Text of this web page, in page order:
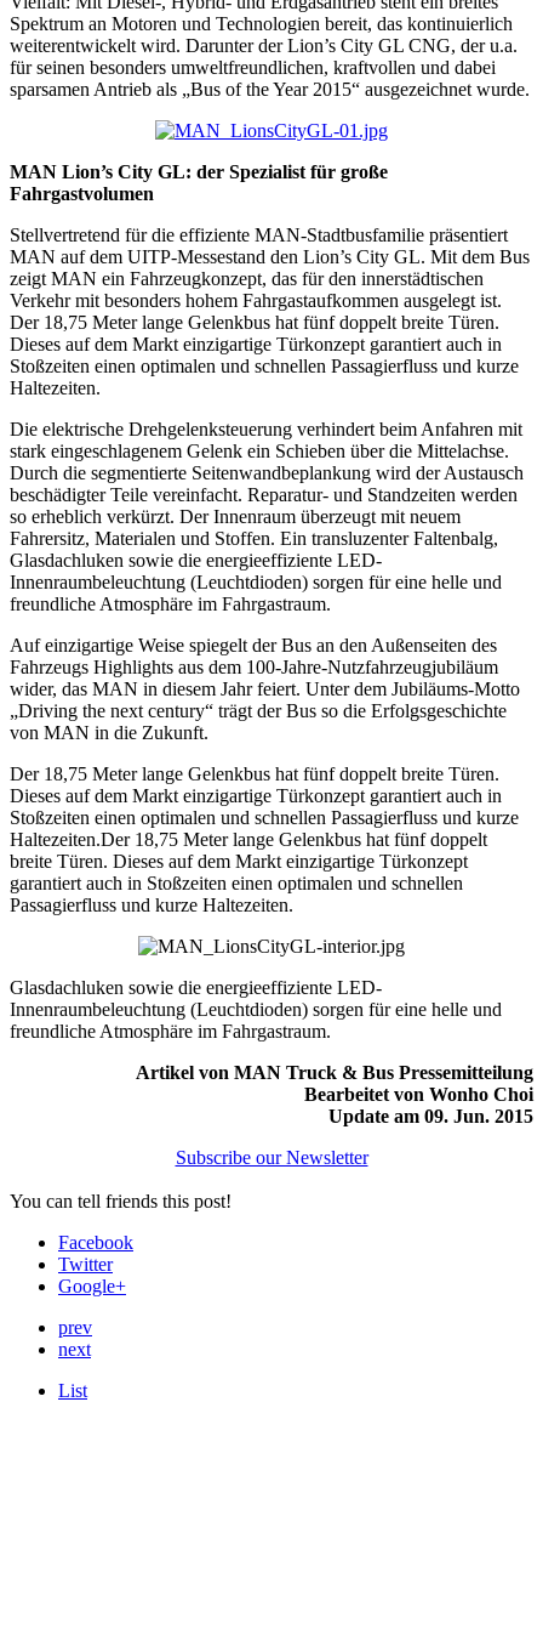
Spektrum an Motoren und Technologien bereit, das kontinuierlich
weiterentwickelt wird. Darunter der Lion’s City GL CNG, der u.a.
für seinen besonders umweltfreundlichen, kraftvollen und dabei
sparsamen Antrieb als „Bus of the Year 2015“ ausgezeichnet wurde.
MAN Lion’s City GL: der Spezialist für große
Fahrgastvolumen
Stellvertretend für die effiziente MAN-Stadtbusfamilie präsentiert
MAN auf dem UITP-Messestand den Lion’s City GL. Mit dem Bus
zeigt MAN ein Fahrzeugkonzept, das für den innerstädtischen
Verkehr mit besonders hohem Fahrgastaufkommen ausgelegt ist.
Der 18,75 Meter lange Gelenkbus hat fünf doppelt breite Türen.
Dieses auf dem Markt einzigartige Türkonzept garantiert auch in
Stoßzeiten einen optimalen und schnellen Passagierfluss und kurze
Haltezeiten.
Die elektrische Drehgelenksteuerung verhindert beim Anfahren mit
stark eingeschlagenem Gelenk ein Schieben über die Mittelachse.
Durch die segmentierte Seitenwandbeplankung wird der Austausch
beschädigter Teile vereinfacht. Reparatur- und Standzeiten werden
so erheblich verkürzt. Der Innenraum überzeugt mit neuem
Fahrersitz, Materialen und Stoffen. Ein transluzenter Faltenbalg,
Glasdachluken sowie die energieeffiziente LED-
Innenraumbeleuchtung (Leuchtdioden) sorgen für eine helle und
freundliche Atmosphäre im Fahrgastraum.
Auf einzigartige Weise spiegelt der Bus an den Außenseiten des
Fahrzeugs Highlights aus dem 100-Jahre-Nutzfahrzeugjubiläum
wider, das MAN in diesem Jahr feiert. Unter dem Jubiläums-Motto
„Driving the next century“ trägt der Bus so die Erfolgsgeschichte
von MAN in die Zukunft.
Der 18,75 Meter lange Gelenkbus hat fünf doppelt breite Türen.
Dieses auf dem Markt einzigartige Türkonzept garantiert auch in
Stoßzeiten einen optimalen und schnellen Passagierfluss und kurze
Haltezeiten.Der 18,75 Meter lange Gelenkbus hat fünf doppelt
breite Türen. Dieses auf dem Markt einzigartige Türkonzept
garantiert auch in Stoßzeiten einen optimalen und schnellen
Passagierfluss und kurze Haltezeiten.
Glasdachluken sowie die energieeffiziente LED-
Innenraumbeleuchtung (Leuchtdioden) sorgen für eine helle und
freundliche Atmosphäre im Fahrgastraum.
Artikel von MAN Truck & Bus Pressemitteilung
Bearbeitet von Wonho Choi
Update am 09. Jun. 2015
Subscribe our Newsletter
You can tell friends this post!
Facebook
Twitter
Google+
prev
next
List